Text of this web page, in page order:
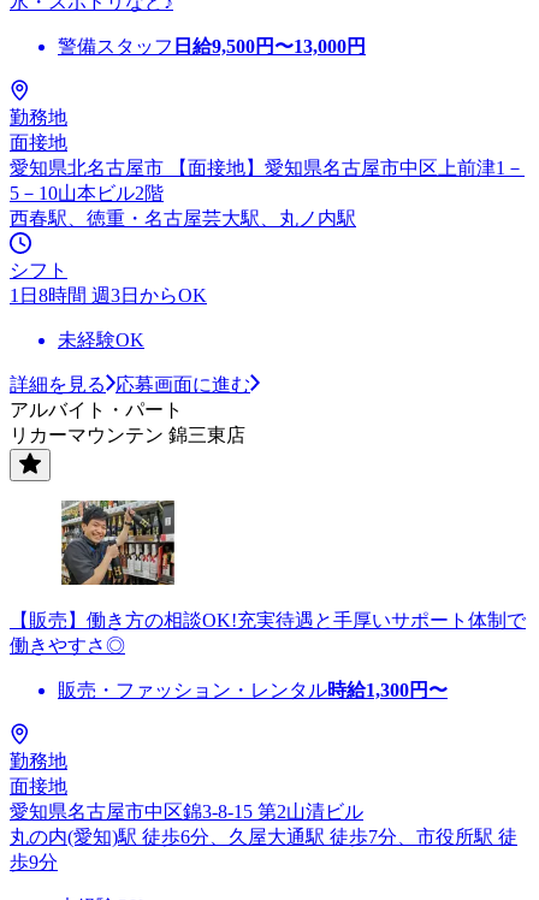
警備スタッフ 日給9,500円〜13,000円
勤務地
面接地
愛知県北名古屋市 【面接地】愛知県名古屋市中区上前津1－
5－10山本ビル2階
西春駅、徳重・名古屋芸大駅、丸ノ内駅
シフト
1日8時間 週3日からOK
未経験OK
詳細を見る
応募画面に進む
アルバイト・パート
リカーマウンテン 錦三東店
【販売】働き方の相談OK!充実待遇と手厚いサポート体制で
働きやすさ◎
販売・ファッション・レンタル時給1,300円〜
勤務地
面接地
愛知県名古屋市中区錦3-8-15 第2山清ビル
丸の内(愛知)駅 徒歩6分、久屋大通駅 徒歩7分、市役所駅 徒
歩9分